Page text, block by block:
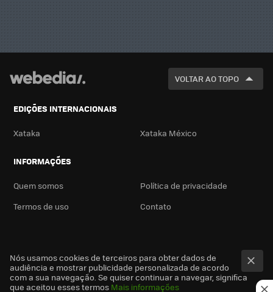
VOLTAR AO TOPO
EDIÇÕES INTERNACIONAIS
Xataka Xataka México
INFORMAÇÕES
Quem somos
Política de privacidade
Termos de uso
Contato
Nós usamos cookies de terceiros para obter dados de
audiência e mostrar publicidade personalizada de acordo
com a sua navegação. Se quiser continuar a navegar, significa
que aceitou esses termos Mais informações